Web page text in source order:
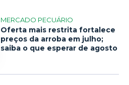
MERCADO PECUÁRIO
Oferta mais restrita fortalece
preços da arroba em julho;
saiba o que esperar de agosto